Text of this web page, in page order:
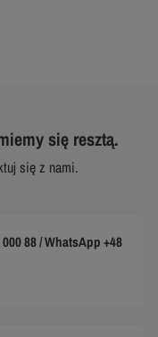
się resztą.
się z nami.
88 / WhatsApp +48